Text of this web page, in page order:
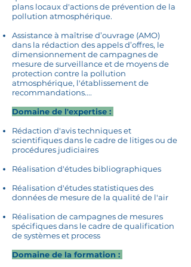
plans locaux d'actions de prévention de la
pollution atmosphérique.​
Assistance à maîtrise d’ouvrage (AMO)
dans la rédaction des appels d’offres, le
dimensionnement de campagnes de
mesure de surveillance et de moyens de
protection contre la pollution
atmosphérique, l'établissement de
recommandations....
Domaine de l'expertise :
Rédaction d'avis techniques et
scientifiques dans le cadre de litiges ou de
procédures judiciaires
Réalisation d'études bibliographiques
Réalisation d'études statistiques des
données de mesure de la qualité de l'air
Réalisation de campagnes de mesures
spécifiques dans le cadre de qualification
de systèmes et process
Domaine de la formation : ​​